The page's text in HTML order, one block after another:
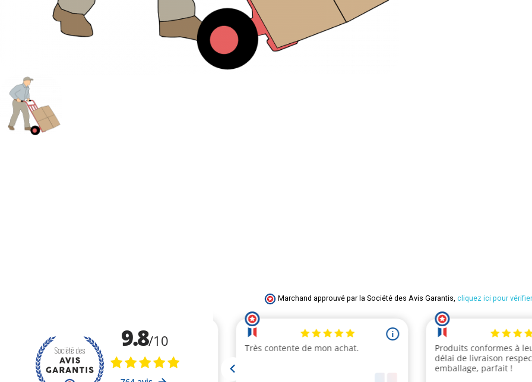
Marchand approuvé par la Société des Avis Garantis, cliquez ici pour vérifier